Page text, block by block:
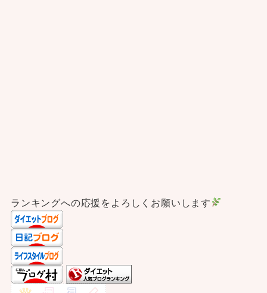
ランキングへの応援をよろしくお願いします